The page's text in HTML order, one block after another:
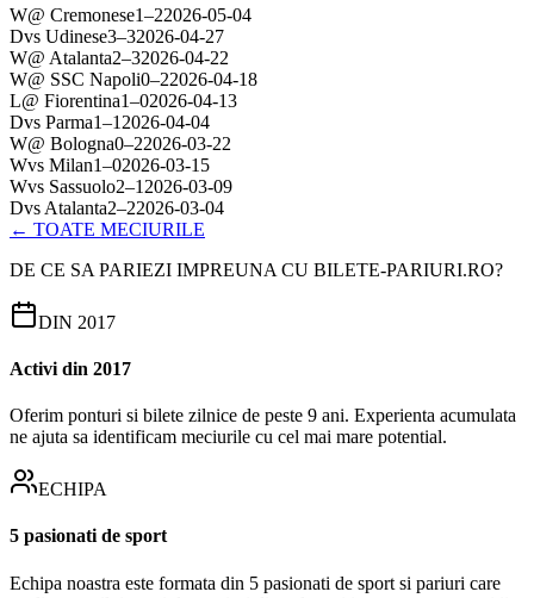
W@ Cremonese1–22026-05-04
Dvs Udinese3–32026-04-27
W@ Atalanta2–32026-04-22
W@ SSC Napoli0–22026-04-18
L@ Fiorentina1–02026-04-13
Dvs Parma1–1 2026-04-04
W@ Bologna0–22026-03-22
Wvs Milan1–02026-03-15
Wvs Sassuolo2–1 2026-03-09
Dvs Atalanta2–22026-03-04
← TOATE MECIURILE
DE CE SA PARIEZI IMPREUNA CU BILETE-PARIURI.RO?
DIN 2017
Activi din 2017
Oferim ponturi si bilete zilnice de peste 9 ani. Experienta acumulata
ne ajuta sa identificam meciurile cu cel mai mare potential.
ECHIPA
5 pasionati de sport
Echipa noastra este formata din 5 pasionati de sport si pariuri care